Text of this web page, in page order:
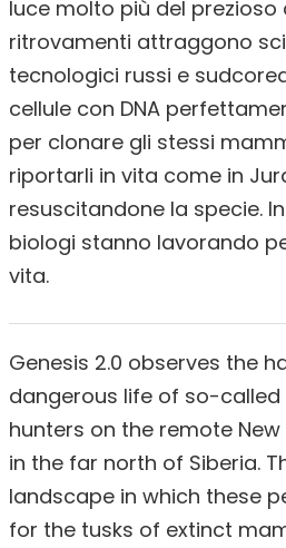
luce molto più del prezioso
ritrovamenti attraggono
tecnologici russi e
cellule con DNA
per clonare gli stessi
riportarli in vita come in
resuscitandone la specie.
biologi stanno lavorando
vita.
Genesis 2.0 observes the
dangerous life of so-
hunters on the remote New
in the far north of Siberia.
landscape in which these
for the tusks of extinct